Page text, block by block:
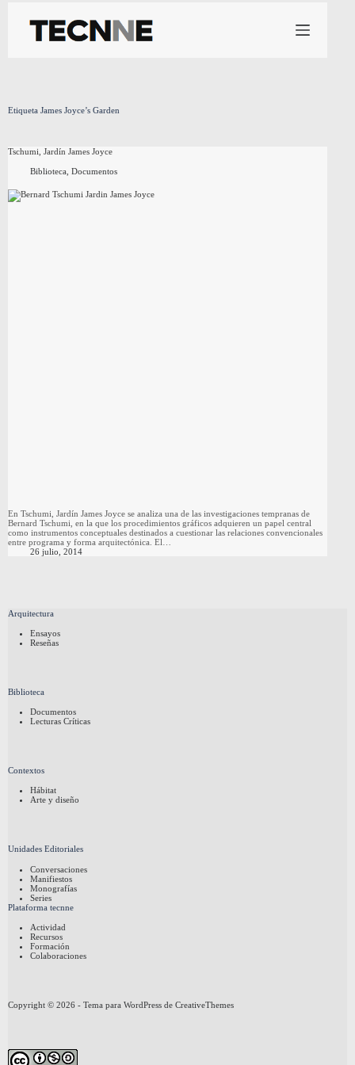
contenido
Etiqueta James Joyce’s Garden
Tschumi, Jardín James Joyce
Biblioteca, Documentos
En Tschumi, Jardín James Joyce se analiza una de las investigaciones tempranas de
Bernard Tschumi, en la que los procedimientos gráficos adquieren un papel central
como instrumentos conceptuales destinados a cuestionar las relaciones convencionales
entre programa y forma arquitectónica. El…
26 julio, 2014
Arquitectura
Ensayos
Reseñas
Biblioteca
Documentos
Lecturas Críticas
Contextos
Hábitat
Arte y diseño
Unidades Editoriales
Conversaciones
Manifiestos
Monografías
Series
Plataforma tecnne
Actividad
Recursos
Formación
Colaboraciones
Copyright © 2026 - Tema para WordPress de CreativeThemes